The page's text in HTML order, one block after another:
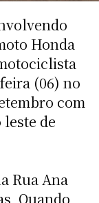
Honda
(06) no
com
de
Rua Ana
Quando